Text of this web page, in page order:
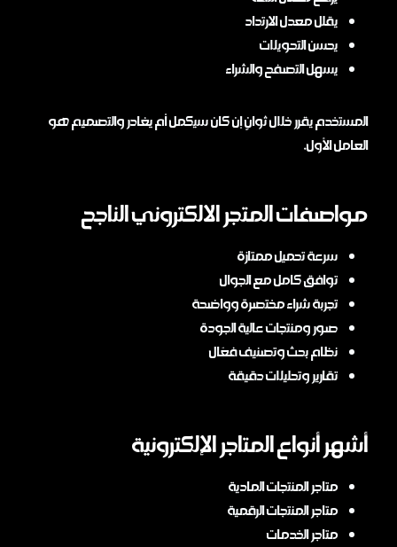
يقلل معدل الارتداد
يحسن التحويلات
يسهل التصفح والشراء
المستخدم يقرر خلال ثوانٍ إن كان سيكمل أم يغادر والتصميم هو
العامل الأول.
مواصفات المتجر الالكتروني الناجح
سرعة تحميل ممتازة
توافق كامل مع الجوال
تجربة شراء مختصرة وواضحة
صور ومنتجات عالية الجودة
نظام بحث وتصنيف فعّال
تقارير وتحليلات دقيقة
أشهر أنواع المتاجر الإلكترونية
متاجر المنتجات المادية
متاجر المنتجات الرقمية
متاجر الخدمات